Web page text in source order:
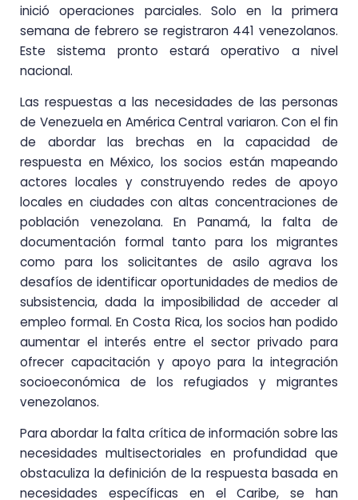
inició operaciones parciales. Solo en la primera
semana de febrero se registraron 441 venezolanos.
Este sistema pronto estará operativo a nivel
nacional.
Las respuestas a las necesidades de las personas
de Venezuela en América Central variaron. Con el fin
de abordar las brechas en la capacidad de
respuesta en México, los socios están mapeando
actores locales y construyendo redes de apoyo
locales en ciudades con altas concentraciones de
población venezolana. En Panamá, la falta de
documentación formal tanto para los migrantes
como para los solicitantes de asilo agrava los
desafíos de identificar oportunidades de medios de
subsistencia, dada la imposibilidad de acceder al
empleo formal. En Costa Rica, los socios han podido
aumentar el interés entre el sector privado para
ofrecer capacitación y apoyo para la integración
socioeconómica de los refugiados y migrantes
venezolanos.
Para abordar la falta crítica de información sobre las
necesidades multisectoriales en profundidad que
obstaculiza la definición de la respuesta basada en
necesidades específicas en el Caribe, se han